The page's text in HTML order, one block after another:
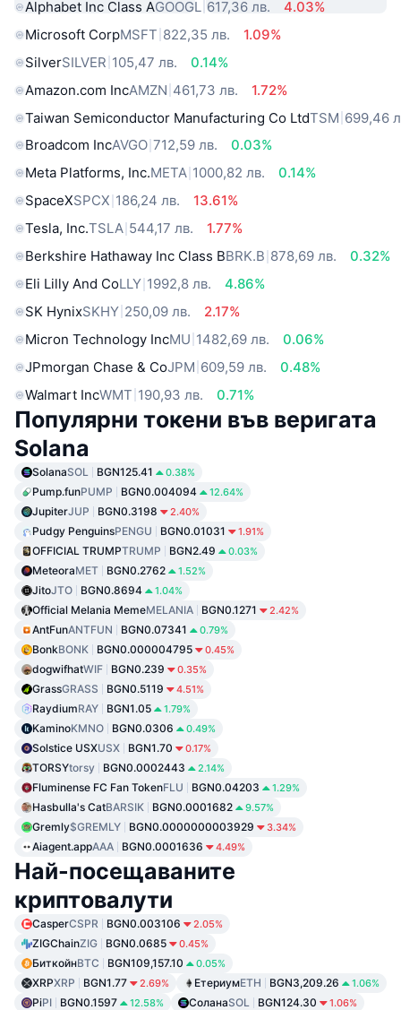
Alphabet Inc Class AGOOGL 617,36 лв.
4.03%
Microsoft CorpMSFT 822,35 лв.
1.09%
SilverSILVER 105,47 лв.
0.14%
Amazon.com IncAMZN 461,73 лв.
1.72%
Taiwan Semiconductor Manufacturing Co LtdTSM 699,46
Broadcom IncAVGO 712,59 лв.
0.03%
Meta Platforms, Inc.META 1000,82 лв.
0.14%
SpaceXSPCX 186,24 лв.
13.61%
Tesla, Inc.TSLA 544,17 лв.
1.77%
Berkshire Hathaway Inc Class BBRK.B 878,69 лв.
0.32%
Eli Lilly And CoLLY 1992,8 лв.
4.86%
SK HynixSKHY 250,09 лв.
2.17%
Micron Technology IncMU 1482,69 лв.
0.06%
JPmorgan Chase & CoJPM 609,59 лв.
0.48%
Walmart IncWMT 190,93 лв. 0.71%
Популярни токени във веригата
Solana
SolanaSOL BGN125.41 0.38%
Pump.funPUMP BGN0.004094 12.64%
JupiterJUP BGN0.3198 2.40%
Pudgy PenguinsPENGU BGN0.01031 1.91%
OFFICIAL TRUMPTRUMP BGN2.49 0.03%
MeteoraMET BGN0.2762 1.52%
JitoJTO BGN0.8694 1.04%
Official Melania MemeMELANIA BGN0.1271 2.42%
AntFunANTFUN BGN0.07341 0.79%
BonkBONK BGN0.000004795 0.45%
dogwifhatWIF BGN0.239 0.35%
GrassGRASS BGN0.5119 4.51%
RaydiumRAY BGN1.05 1.79%
KaminoKMNO BGN0.0306 0.49%
Solstice USXUSX BGN1.70 0.17%
TORSYtorsy BGN0.0002443 2.14%
Fluminense FC Fan TokenFLU BGN0.04203 1.29%
Hasbulla's CatBARSIK BGN0.0001682 9.57%
Gremly$GREMLY BGN0.0000000003929 3.34%
Aiagent.appAAA BGN0.0001636 4.49%
Най-посещаваните
криптовалути
CasperCSPR BGN0.003106 2.05%
ZIGChainZIG BGN0.0685 0.45%
БиткойнBTC BGN109,157.10 0.05%
XRPXRP BGN1.77 2.69% ЕтериумETH BGN3,209.26 1.06%
PiPI BGN0.1597 12.58% СоланаSOL BGN124.30 1.06%